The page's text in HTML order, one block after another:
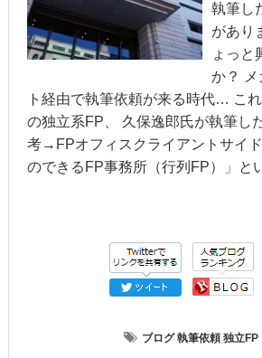
執筆し
があり
ょっと
か？ メ
ト経由で執筆依頼が来る時代… こ
の独立系FP、 久保逸郎氏が執筆し
考→FPオフィスクライアントサイ
のできるFP事務所（行列FP）」と
ブログ 執筆依頼 独立FP